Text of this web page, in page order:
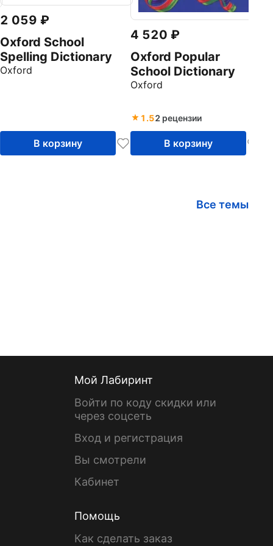
2 059
Oxford School
Spelling Dictionary
Oxford
В корзину
4 520
Oxford Popular
School Dictionary
Oxford
1.52 рецензии
В корзину
Все темы
Мой Лабиринт
Войти по коду скидки или
через соцсеть
Вход и регистрация
Вы смотрели
Кабинет
Помощь
Как сделать заказ